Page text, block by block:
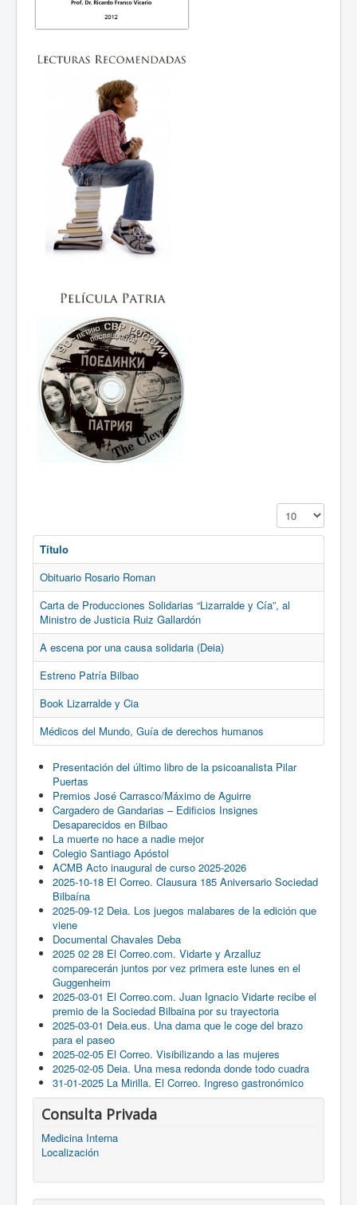
Cantidad a
Título
Obituario Rosario Roman
Carta de Producciones Solidarias “Lizarralde y Cía”, al
Ministro de Justicia Ruiz Gallardón
A escena por una causa solidaria (Deia)
Estreno Patría Bilbao
Book Lizarralde y Cia
Médicos del Mundo, Guía de derechos humanos
Presentación del último libro de la psicoanalista Pilar
Puertas
Premios José Carrasco/Máximo de Aguirre
Cargadero de Gandarias – Edificios Insignes
Desaparecidos en Bilbao
La muerte no hace a nadie mejor
Colegio Santiago Apóstol
ACMB Acto inaugural de curso 2025-2026
2025-10-18 El Correo. Clausura 185 Aniversario Sociedad
Bilbaína
2025-09-12 Deia. Los juegos malabares de la edición que
viene
Documental Chavales Deba
2025 02 28 El Correo.com. Vidarte y Arzalluz
comparecerán juntos por vez primera este lunes en el
Guggenheim
2025-03-01 El Correo.com. Juan Ignacio Vidarte recibe el
premio de la Sociedad Bilbaina por su trayectoria
2025-03-01 Deia.eus. Una dama que le coge del brazo
para el paseo
2025-02-05 El Correo. Visibilizando a las mujeres
2025-02-05 Deia. Una mesa redonda donde todo cuadra
31-01-2025 La Mirilla. El Correo. Ingreso gastronómico
Consulta Privada
Medicina Interna
Localización